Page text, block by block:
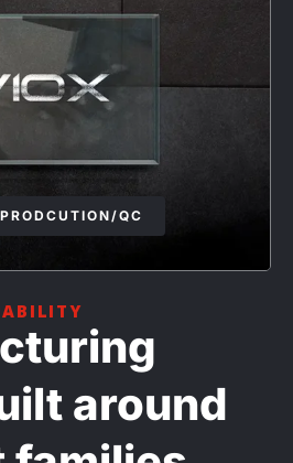
QC
around